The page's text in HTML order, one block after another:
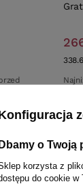
o Twoją
korzysta z
do cookie w